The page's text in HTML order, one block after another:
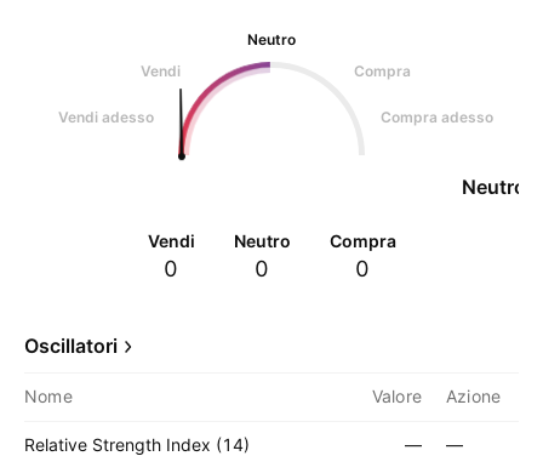
Neutro
Vendi
Compra
Vendi adesso Compra adesso
Neutro
Vendi
0
Neutro
0
Compra
0
Oscillatori
Nome Valore Azione
Relative Strength Index (14) — —